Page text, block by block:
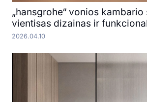
„hansgrohe“ vonios
vientisas dizainas ir
2026.04.10